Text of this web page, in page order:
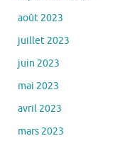
août 2023
juillet 2023
juin 2023
mai 2023
avril 2023
mars 2023